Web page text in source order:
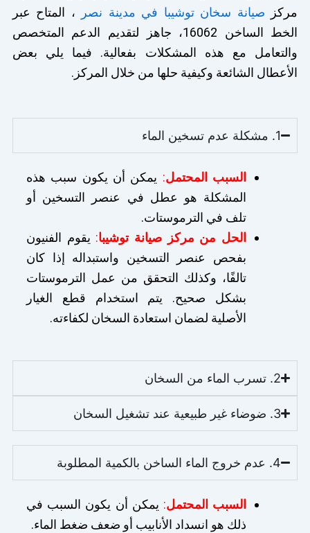
مركز صيانة سخان توشيبا في مدينة نصر ، المتاح عبر
الخط الساخن 16062، جاهز لتقديم الدعم المتخصص
والتعامل مع هذه المشكلات بفعالية. فيما يلي بعض
الأعطال الشائعة وكيفية حلها من خلال المركز.
1. مشكلة عدم تسخين الماء
السبب المحتمل: يمكن أن يكون سبب هذه
المشكلة هو عطل في عنصر التسخين أو
تلف في الترموستات.
الحل من مركز صيانة توشيبا: يقوم الفنيون
بفحص عنصر التسخين واستبداله إذا كان
تالفًا، وكذلك التحقق من عمل الترموستات
بشكل صحيح. يتم استخدام قطع الغيار
الأصلية لضمان استعادة السخان لكفاءته.
2. تسرب الماء من السخان
3. ضوضاء غير طبيعية عند تشغيل السخان
4. عدم خروج الماء الساخن بالكمية المطلوبة
السبب المحتمل: يمكن أن يكون السبب في
ذلك هو انسداد الأنابيب أو ضعف ضغط الماء.